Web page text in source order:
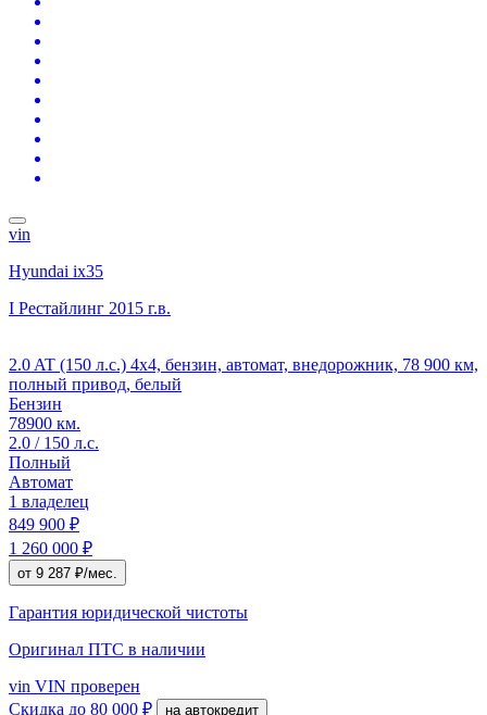
vin
Hyundai ix35
I Рестайлинг 2015 г.в.
2.0 AT (150 л.с.) 4x4, бензин, автомат, внедорожник, 78 900 км,
полный привод, белый
Бензин
78900 км.
2.0 / 150 л.с.
Полный
Автомат
1 владелец
849 900 ₽
1 260 000 ₽
от 9 287 ₽/мес.
Гарантия юридической чистоты
Оригинал ПТС в наличии
vin VIN проверен
Скидка до 80 000 ₽ на автокредит